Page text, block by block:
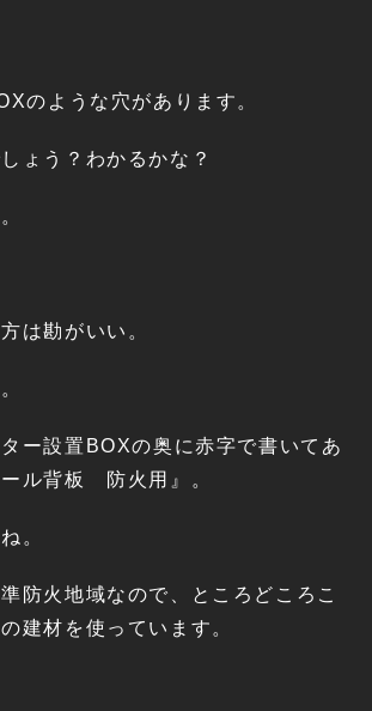
のような穴があります。
ょう？わかるかな？
は勘がいい。
ー設置BOXの奥に赤字で書いてあ
ル背板 防火用』。
。
防火地域なので、ところどころこ
建材を使っています。